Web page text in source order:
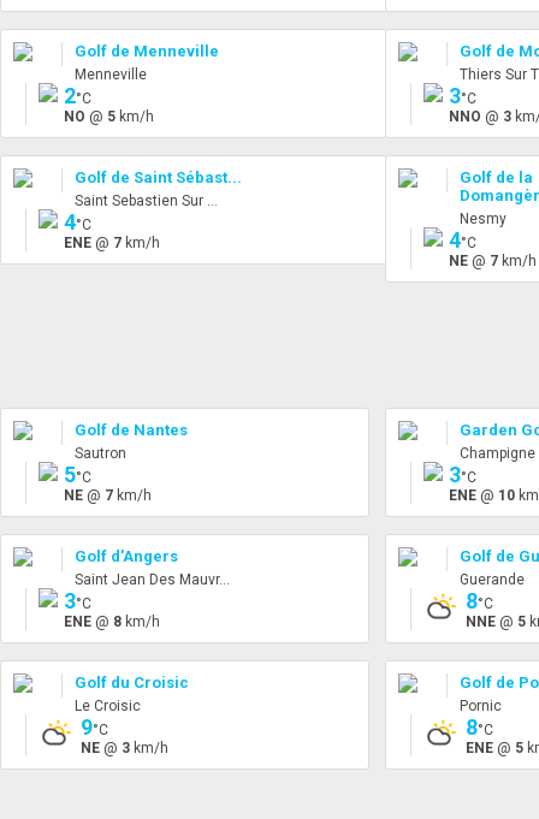
Golf de Menneville
Menneville
2°C
NO @ 5 km/h
Golf de
Thiers Sur
3°C
NNO @ 3
Golf de Saint Sébast...
Saint Sebastien Sur ...
4°C
ENE @ 7 km/h
Golf de la
Nesmy
4°C
NE@ 7km/h
Golf de Nantes
Sautron
5°C
NE @ 7 km/h
Garden
Champigne
3°C
ENE@ 10
Golf d'Angers
Saint Jean Des Mauvr...
3°C
ENE @ 8 km/h
Golf de
Guerande
8°C
NNE@ 5
Golf du Croisic
Le Croisic
9°C
NE @ 3 km/h
Golf de
Pornic
8°C
ENE@ 5